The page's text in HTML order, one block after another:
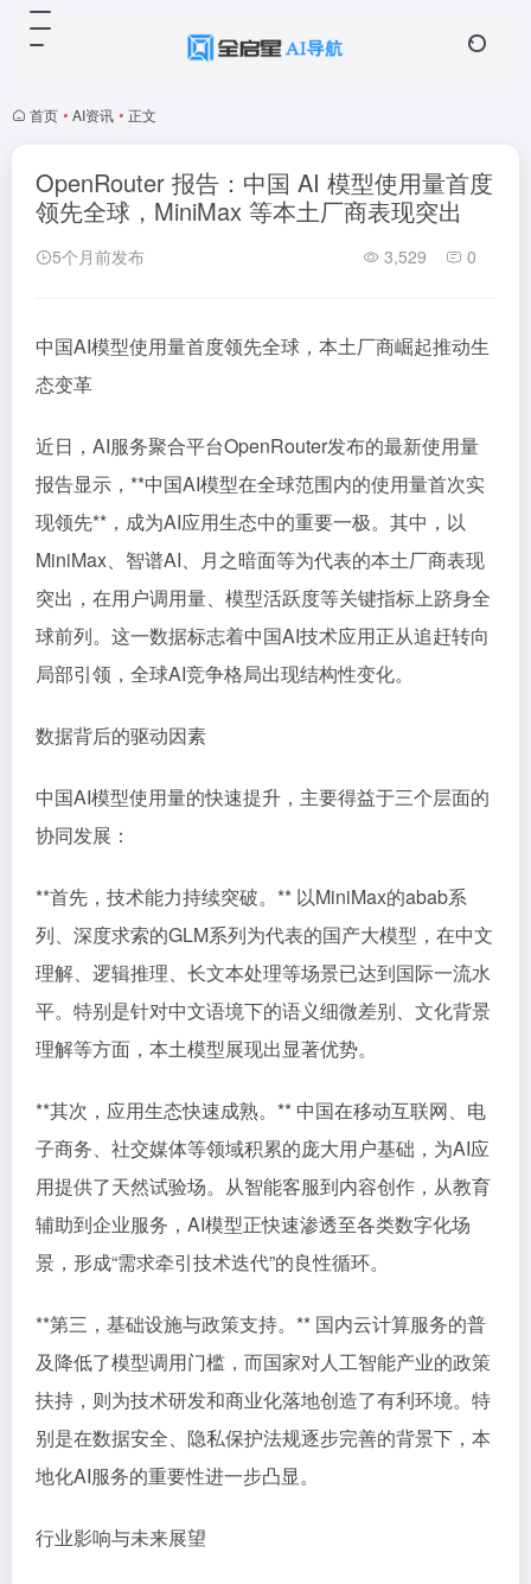
首页 • AI资讯 • 正文
OpenRouter 报告：中国 AI 模型使用量首度
领先全球，MiniMax 等本土厂商表现突出
5个月前发布 3,529 0
中国AI模型使用量首度领先全球，本土厂商崛起推动生
态变革
近日，AI服务聚合平台OpenRouter发布的最新使用量
报告显示，**中国AI模型在全球范围内的使用量首次实
现领先**，成为AI应用生态中的重要一极。其中，以
MiniMax、智谱AI、月之暗面等为代表的本土厂商表现
突出，在用户调用量、模型活跃度等关键指标上跻身全
球前列。这一数据标志着中国AI技术应用正从追赶转向
局部引领，全球AI竞争格局出现结构性变化。
数据背后的驱动因素
中国AI模型使用量的快速提升，主要得益于三个层面的
协同发展：
**首先，技术能力持续突破。** 以MiniMax的abab系
列、深度求索的GLM系列为代表的国产大模型，在中文
理解、逻辑推理、长文本处理等场景已达到国际一流水
平。特别是针对中文语境下的语义细微差别、文化背景
理解等方面，本土模型展现出显著优势。
**其次，应用生态快速成熟。** 中国在移动互联网、电
子商务、社交媒体等领域积累的庞大用户基础，为AI应
用提供了天然试验场。从智能客服到内容创作，从教育
辅助到企业服务，AI模型正快速渗透至各类数字化场
景，形成“需求牵引技术迭代”的良性循环。
**第三，基础设施与政策支持。** 国内云计算服务的普
及降低了模型调用门槛，而国家对人工智能产业的政策
扶持，则为技术研发和商业化落地创造了有利环境。特
别是在数据安全、隐私保护法规逐步完善的背景下，本
地化AI服务的重要性进一步凸显。
行业影响与未来展望